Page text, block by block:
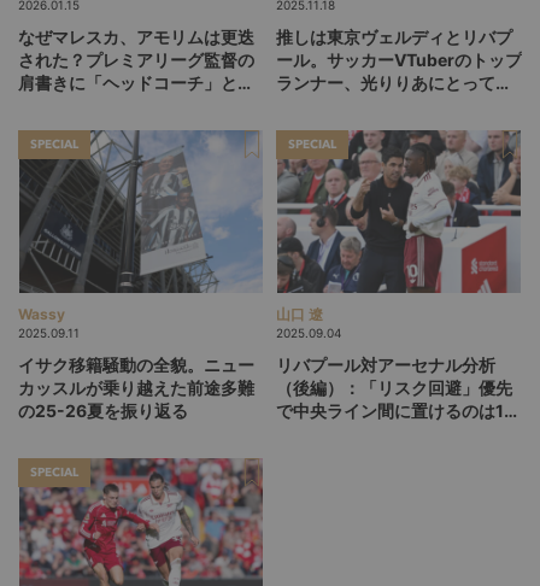
2026.01.15
なぜマレスカ、アモリムは更迭
された？プレミアリーグ監督の
肩書きに「ヘッドコーチ」と
る理由
2025.11.18
推しは東京ヴェルディとリバプ
ール。サッカーVTuberのトップ
ランナー、光りりあにとって
盛り上がっているワケ
SPECIAL
Wassy
2025.09.11
イサク移籍騒動の全貌。ニュー
カッスルが乗り越えた前途多難
の25-26夏を振り返る
SPECIAL
山口 遼
2025.09.04
リバプール対アーセナル分析
（後編）：「リスク回避」優先
で中央ライン間に置けるのは1
SPECIAL